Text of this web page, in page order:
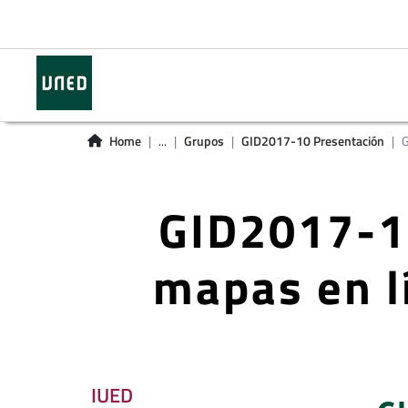
Home ... Grupos GID2017-10 Presentación
GID2017-
mapas en
IUED